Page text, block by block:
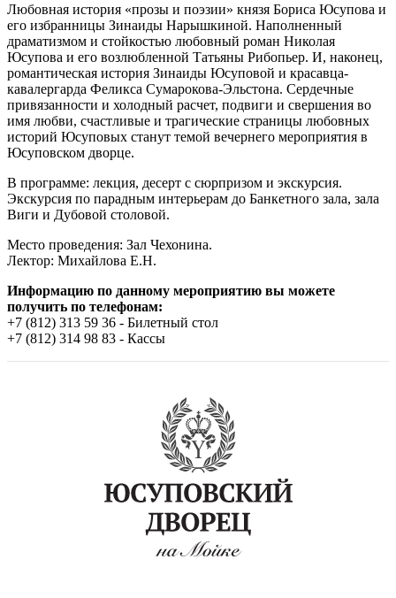
Любовная история «прозы и поэзии» князя Бориса Юсупова и
его избранницы Зинаиды Нарышкиной. Наполненный
драматизмом и стойкостью любовный роман Николая
Юсупова и его возлюбленной Татьяны Рибопьер. И, наконец,
романтическая история Зинаиды Юсуповой и красавца-
кавалергарда Феликса Сумарокова-Эльстона. Сердечные
привязанности и холодный расчет, подвиги и свершения во
имя любви, счастливые и трагические страницы любовных
историй Юсуповых станут темой вечернего мероприятия в
Юсуповском дворце.
В программе: лекция, десерт с сюрпризом и экскурсия.
Экскурсия по парадным интерьерам до Банкетного зала, зала
Виги и Дубовой столовой.
Место проведения: Зал Чехонина.
Лектор: Михайлова Е.Н.
Информацию по данному мероприятию вы можете
получить по телефонам:
+7 (812) 313 59 36 - Билетный стол
+7 (812) 314 98 83 - Кассы